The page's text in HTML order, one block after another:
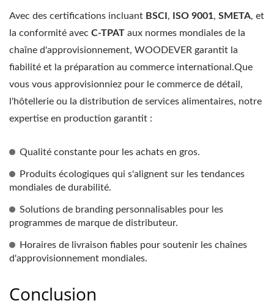
Avec des certifications incluant BSCI , ISO 9001, SMETA, et
la conformité avec C-TPAT aux normes mondiales de la
chaîne d'approvisionnement, WOODEVER garantit la
fiabilité et la préparation au commerce international.Que
vous vous approvisionniez pour le commerce de détail,
l'hôtellerie ou la distribution de services alimentaires, notre
expertise en production garantit :
Qualité constante pour les achats en gros.
Produits écologiques qui s'alignent sur les tendances
mondiales de durabilité.
Solutions de branding personnalisables pour les
programmes de marque de distributeur.
Horaires de livraison fiables pour soutenir les chaînes
d'approvisionnement mondiales.
Conclusion